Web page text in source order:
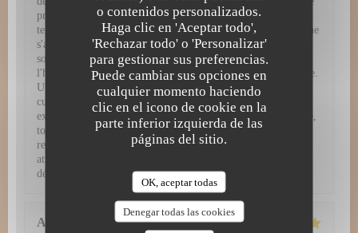
o contenidos personalizados.
Haga clic en 'Aceptar todo',
'Rechazar todo' o 'Personalizar'
para gestionar sus preferencias.
Puede cambiar sus opciones en
cualquier momento haciendo
clic en el icono de cookie en la
parte inferior izquierda de las
páginas del sitio.
OK, aceptar todas
Denegar todas las cookies
précision chirurgicale, mêlant couleurs vibrantes, jeux de
textures et présentations d'une élégance rare. Mais la beauté ne
s'arrête pas au visuel : en bouche, les associations de saveurs
sont parfaitement équilibrées, audacieuses, et mettent à
l'honneur des produits de saison d'une fraîcheur irréprochable.
Un service irréprochable et chaleureux Pour sublimer cette
cuisine d'exception, le service se montre tout simplement
exemplaire. L'équipe fait preuve d'un grand professionalisme,
tout en restant fluide, prévenante et jamais intrusive. Entre
recommandations avisées, rythme parfait entre les plats et
attentions délicates, on se sent véritablement privilégié du
début à la fin du repas.
Alena